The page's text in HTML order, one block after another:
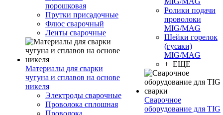
порошковая
Прутки присадочные
Флюс сварочный
Ленты сварочные
Материалы для сварки
чугуна и сплавов на основе
никеля
Электроды сварочные
Проволока сплошная
Проволока
Ролики подачи
проволоки
MIG/MAG
Шейки горелок
(гусаки)
MIG/MAG
+ ЕЩЕ
Сварочное
оборудование для TIG